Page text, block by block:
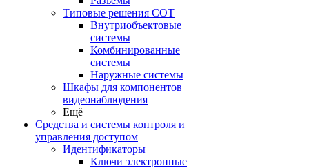
Типовые решения СОТ
Внутриобъектовые
системы
Комбинированные
системы
Наружные системы
Шкафы для компонентов
видеонаблюдения
Ещё
Средства и системы контроля и
управления доступом
Идентификаторы
Ключи электронные